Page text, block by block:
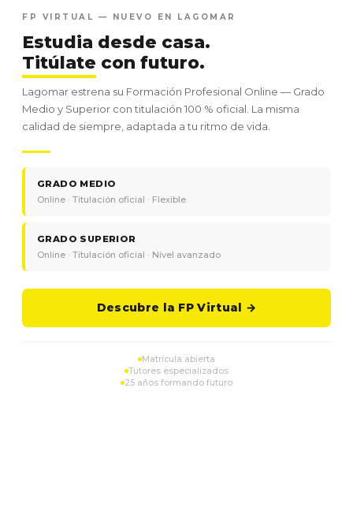
FP VIRTUAL — NUEVO EN LAGOMAR
Estudia desde casa.
Titúlate con futuro.
Lagomar estrena su Formación Profesional Online — Grado
Medio y Superior con titulación 100 % oficial. La misma
calidad de siempre, adaptada a tu ritmo de vida.
GRADO MEDIO
Online · Titulación oficial · Flexible
GRADO SUPERIOR
Online · Titulación oficial · Nivel avanzado
Descubre la FP Virtual →
Matrícula abierta
Tutores especializados
25 años formando futuro